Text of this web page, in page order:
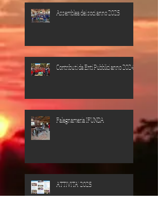
Assemblea dei soci anno 2025
Contributi da Enti Pubblici anno 2024
Falegnameria IFUNDA
ATTIVITA' 2025